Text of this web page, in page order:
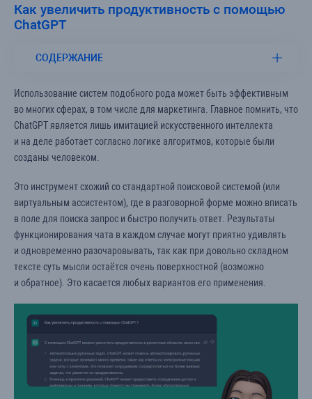
Как увеличить продуктивность с помощью
ChatGPT
СОДЕРЖАНИЕ
Использование систем подобного рода может быть эффективным
во многих сферах, в том числе для маркетинга. Главное помнить, что
ChatGPT является лишь имитацией искусственного интеллекта
и на деле работает согласно логике алгоритмов, которые были
созданы человеком.
Это инструмент схожий со стандартной поисковой системой (или
виртуальным ассистентом), где в разговорной форме можно вписать
в поле для поиска запрос и быстро получить ответ. Результаты
функционирования чата в каждом случае могут приятно удивлять
и одновременно разочаровывать, так как при довольно складном
тексте суть мысли остаётся очень поверхностной (возможно
и обратное). Это касается любых вариантов его применения.